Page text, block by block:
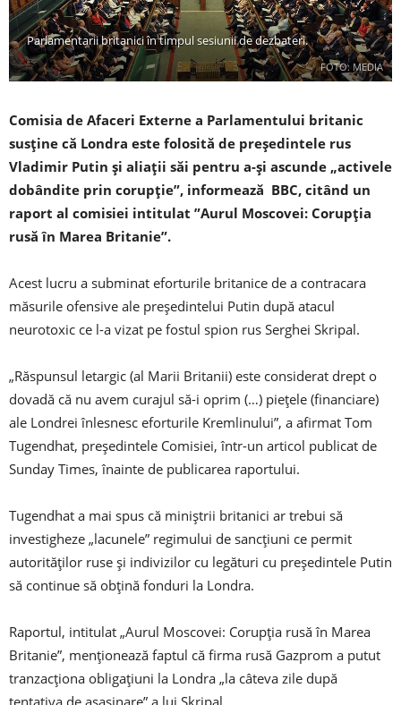
FOTO: MEDIA
Parlamentarii britanici în timpul sesiunii de dezbateri.
Comisia de Afaceri Externe a Parlamentului britanic
susţine că Londra este folosită de preşedintele rus
Vladimir Putin şi aliaţii săi pentru a-şi ascunde „activele
dobândite prin corupţie”, informează BBC, citând un
raport al comisiei intitulat ”Aurul Moscovei: Corupţia
rusă în Marea Britanie”.
Acest lucru a subminat eforturile britanice de a contracara
măsurile ofensive ale preşedintelui Putin după atacul
neurotoxic ce l-a vizat pe fostul spion rus Serghei Skripal.
„Răspunsul letargic (al Marii Britanii) este considerat drept o
dovadă că nu avem curajul să-i oprim (…) pieţele (financiare)
ale Londrei înlesnesc eforturile Kremlinului”, a afirmat Tom
Tugendhat, preşedintele Comisiei, într-un articol publicat de
Sunday Times, înainte de publicarea raportului.
Tugendhat a mai spus că miniştrii britanici ar trebui să
investigheze „lacunele” regimului de sancţiuni ce permit
autorităţilor ruse şi indivizilor cu legături cu preşedintele Putin
să continue să obţină fonduri la Londra.
Raportul, intitulat „Aurul Moscovei: Corupţia rusă în Marea
Britanie”, menţionează faptul că firma rusă Gazprom a putut
tranzacţiona obligaţiuni la Londra „la câteva zile după
tentativa de asasinare” a lui Skripal.